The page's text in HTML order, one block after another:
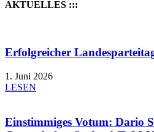
AKTUELLES :::
Erfolgreicher
1. Juni 2026
LESEN
Einstimmiges Votum: Dario